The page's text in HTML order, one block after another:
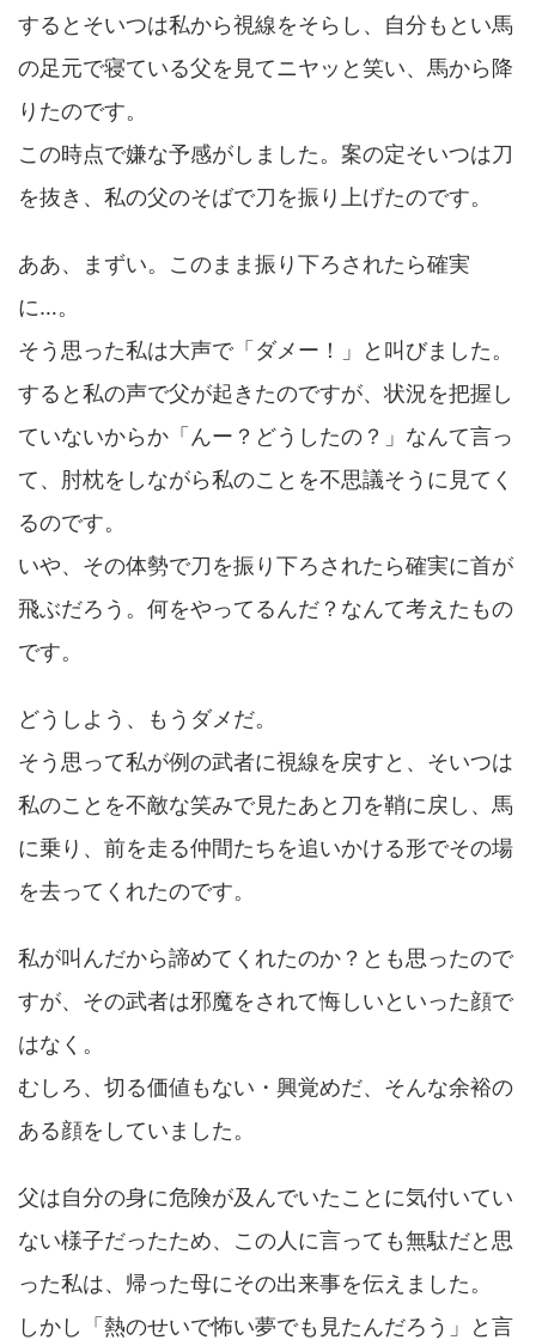
するとそいつは私から視線をそらし、自分もとい馬
の足元で寝ている父を見てニヤッと笑い、馬から降
りたのです。
この時点で嫌な予感がしました。案の定そいつは刀
を抜き、私の父のそばで刀を振り上げたのです。
ああ、まずい。このまま振り下ろされたら確実
に…。
そう思った私は大声で「ダメー！」と叫びました。
すると私の声で父が起きたのですが、状況を把握し
ていないからか「んー？どうしたの？」なんて言っ
て、肘枕をしながら私のことを不思議そうに見てく
るのです。
いや、その体勢で刀を振り下ろされたら確実に首が
飛ぶだろう。何をやってるんだ？なんて考えたもの
です。
どうしよう、もうダメだ。
そう思って私が例の武者に視線を戻すと、そいつは
私のことを不敵な笑みで見たあと刀を鞘に戻し、馬
に乗り、前を走る仲間たちを追いかける形でその場
を去ってくれたのです。
私が叫んだから諦めてくれたのか？とも思ったので
すが、その武者は邪魔をされて悔しいといった顔で
はなく。
むしろ、切る価値もない・興覚めだ、そんな余裕の
ある顔をしていました。
父は自分の身に危険が及んでいたことに気付いてい
ない様子だったため、この人に言っても無駄だと思
った私は、帰った母にその出来事を伝えました。
しかし「熱のせいで怖い夢でも見たんだろう」と言